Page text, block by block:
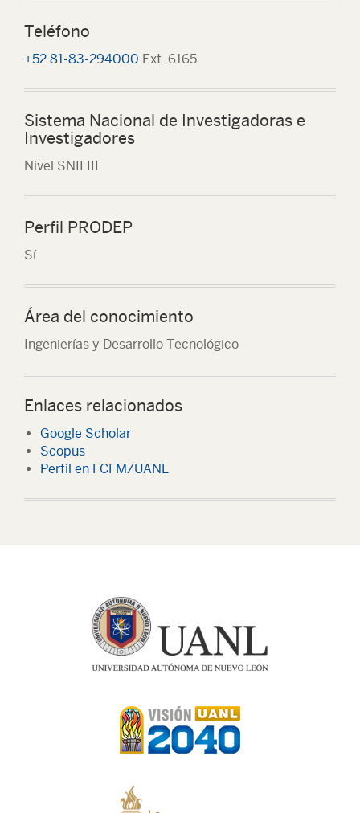
Teléfono
+52 81-83-294000 Ext. 6165
Sistema Nacional de Investigadoras e
Investigadores
Nivel SNII III
Perfil PRODEP
Sí
Área del conocimiento
Ingenierías y Desarrollo Tecnológico
Enlaces relacionados
Google Scholar
Scopus
Perfil en FCFM/UANL